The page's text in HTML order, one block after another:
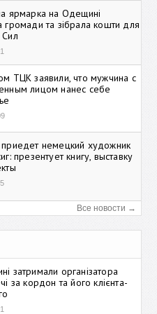
ярмарка на Одещині
громади та зібрала кошти для
ТЦК заявили, что мужчина с
лицом нанес себе
немецкий художник
презентует книгу, выставку
Все новости →
затримали організатора
за кордон та його клієнта-